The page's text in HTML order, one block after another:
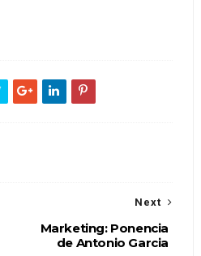
Next
Marketing: Ponencia
de Antonio Garcia